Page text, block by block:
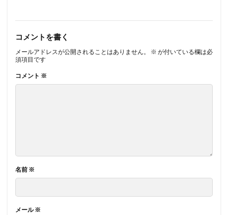
コメントを書く
メールアドレスが公開されることはありません。 ※ が付いている欄は必
須項目です
コメント ※
名前 ※
メール※